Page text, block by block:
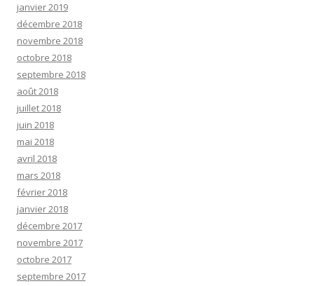
janvier 2019
décembre 2018
novembre 2018
octobre 2018
septembre 2018
août 2018
juillet 2018
juin 2018
mai 2018
avril 2018
mars 2018
février 2018
janvier 2018
décembre 2017
novembre 2017
octobre 2017
septembre 2017